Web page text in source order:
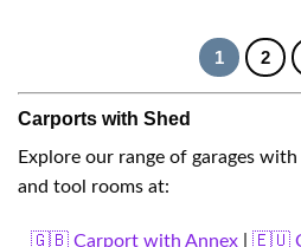
1 2
Carports with Shed
Explore our range of garages
and tool rooms at:
🇬🇧 Carport with Annex| 🇪🇺